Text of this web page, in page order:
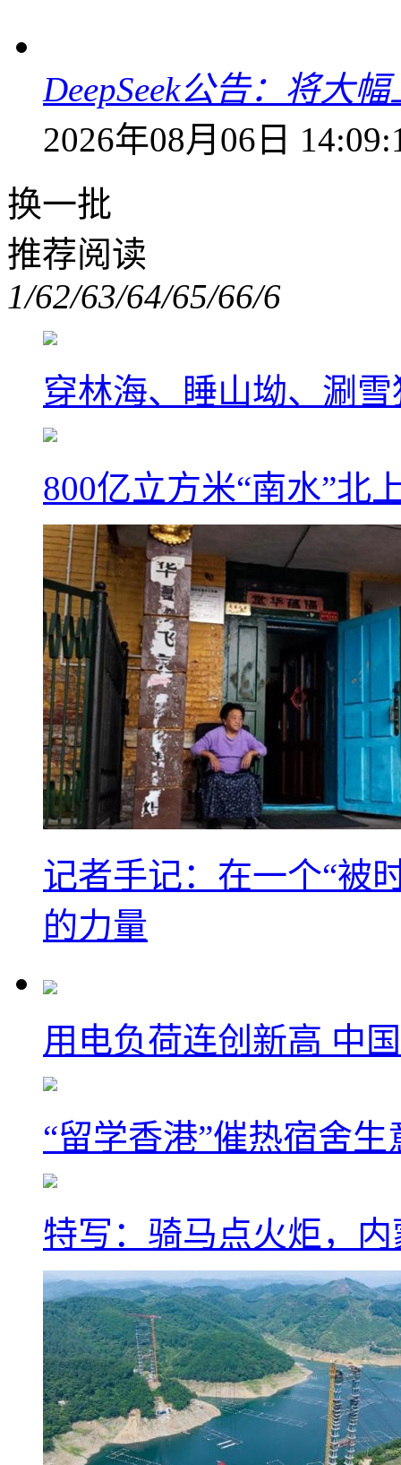
DeepSeek公告：将大
2026年08月06日
换一批
推荐阅读
1/62/63/64/65/66/6
穿林海、睡山坳、涮
800亿立方米“南水”北
记者手记：在一个“被
的力量
用电负荷连创新高 中
“留学香港”催热宿舍
特写：骑马点火炬，